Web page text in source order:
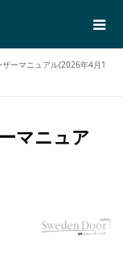
ーマニュアル(2026年4月1
マニュア